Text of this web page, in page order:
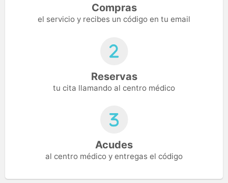
Compras
el servicio y recibes un código en tu email
Reservas
tu cita llamando al centro médico
Acudes
al centro médico y entregas el código